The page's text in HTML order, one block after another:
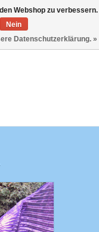
Webshop zu verbessern.
Nein
Datenschutzerklärung. »